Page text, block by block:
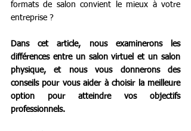
formats de salon convient le mieux à votre
entreprise ?
Dans cet article, nous examinerons les
différences entre un salon virtuel et un salon
physique, et nous vous donnerons des
conseils pour vous aider à choisir la meilleure
option pour atteindre vos objectifs
professionnels.